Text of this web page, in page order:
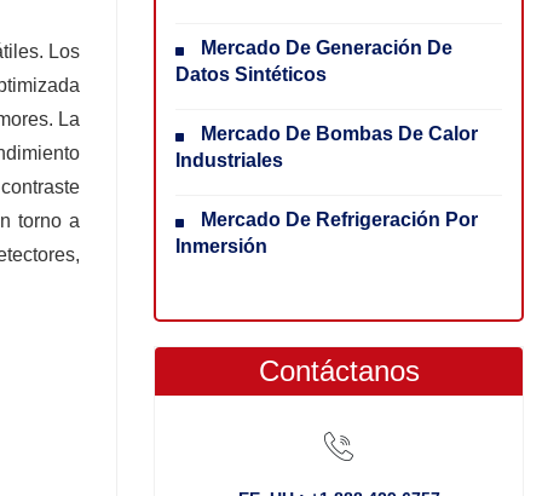
Los
La
torno a
Mercado De Generación De
Datos Sintéticos
Mercado De Bombas De Calor
Industriales
Mercado De Refrigeración Por
Inmersión
Contáctanos